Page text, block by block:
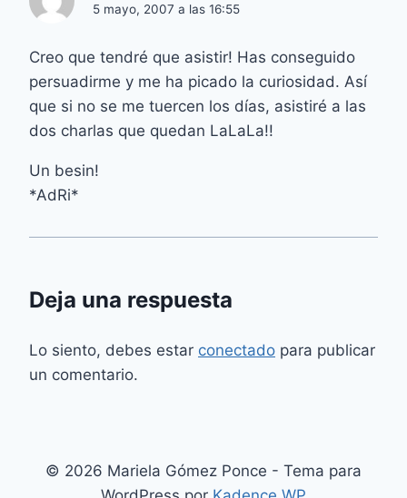
5 mayo, 2007 a las 16:55
Creo que tendré que asistir! Has conseguido
persuadirme y me ha picado la curiosidad. Así
que si no se me tuercen los días, asistiré a las
dos charlas que quedan LaLaLa!!
Un besin!
*AdRi*
Deja una respuesta
Lo siento, debes estar conectado para publicar
un comentario.
© 2026 Mariela Gómez Ponce - Tema para